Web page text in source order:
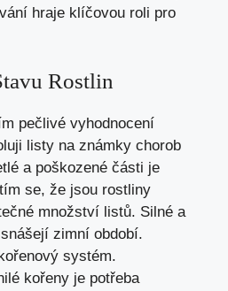
hraje klíčovou roli pro
Rostlin
pečlivé vyhodnocení
listy na známky chorob
a poškozené části je
se, že jsou rostliny
množství listů. Silné a
zimní období.
systém.
kořeny je potřeba